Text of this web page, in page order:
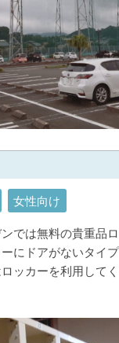
女性向け
では無料の貴重品
にドアがないタイ
ッカーを利用してく